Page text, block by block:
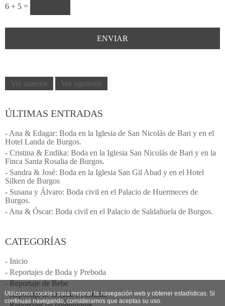
6 + 5 =
Ver anterior Ver siguiente
ÚLTIMAS ENTRADAS
- Ana & Edagar: Boda en la Iglesia de San Nicolás de Bari y en el
Hotel Landa de Burgos.
- Cristina & Endika: Boda en la Iglesia San Nicolás de Bari y en la
Finca Santa Rosalia de Burgos.
- Sandra & José: Boda en la Iglesia San Gil Abad y en el Hotel
Silken de Burgos
- Susana y Álvaro: Boda civil en el Palacio de Huermeces de
Burgos.
- Ana & Óscar: Boda civil en el Palacio de Saldañuela de Burgos.
CATEGORÍAS
- Inicio
- Reportajes de Boda y Preboda
- Reportaje de Bebe
- Reportaje de familia en estudio
Utilizamos cookies para mejorar la navegación web y obtener estadísticas. Si
continuas navegando, consideramos que aceptas su uso.